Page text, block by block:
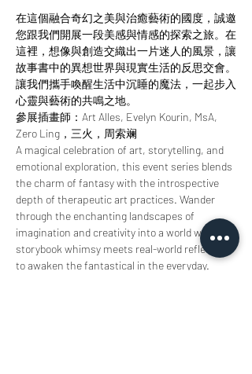
在這個融合奇幻之美與治癒藝術的國度，誠邀
您跟我們開展一段美感與情感的探索之旅。在
這裡，想像與創造交織出一片迷人的風景，讓
故事書中的異想世界與現實生活的反思交會。
讓我們攜手喚醒生活中沉睡的魔法，一起步入
心靈與藝術的共鳴之地。
參展插畫師：Art Alles, Evelyn Kourin, MsA,
Zero Ling，三火，周索斓
A magical celebration of art, storytelling, and
emotional exploration, this event series blends
the charm of fantasy with the introspective
depth of therapeutic art practices. Wander
through the enchanting landscapes of
imagination and creativity into a world where
storybook whimsy meets real-world reflection
to awaken the fantastical in the everyday.